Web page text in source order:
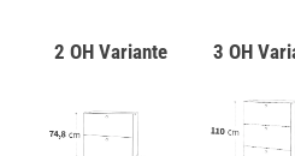
2 OH Variante 3 OH